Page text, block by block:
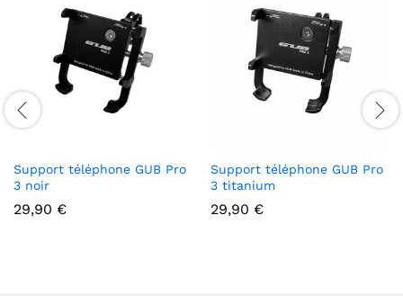
Support téléphone GUB Pro
3 noir
29,90 €
Support téléphone GUB Pro
3 titanium
29,90 €